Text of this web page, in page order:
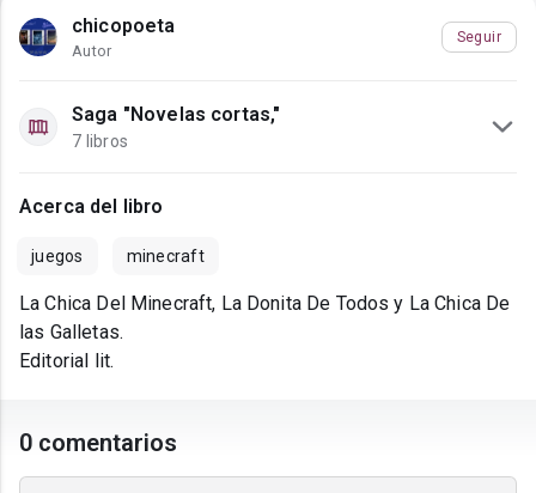
chicopoeta
Autor
Seguir
Saga "Novelas cortas,"
7 libros
Acerca del libro
juegos minecraft
La Chica Del Minecraft, La Donita De Todos y La Chica De
las Galletas.
Editorial lit.
0 comentarios